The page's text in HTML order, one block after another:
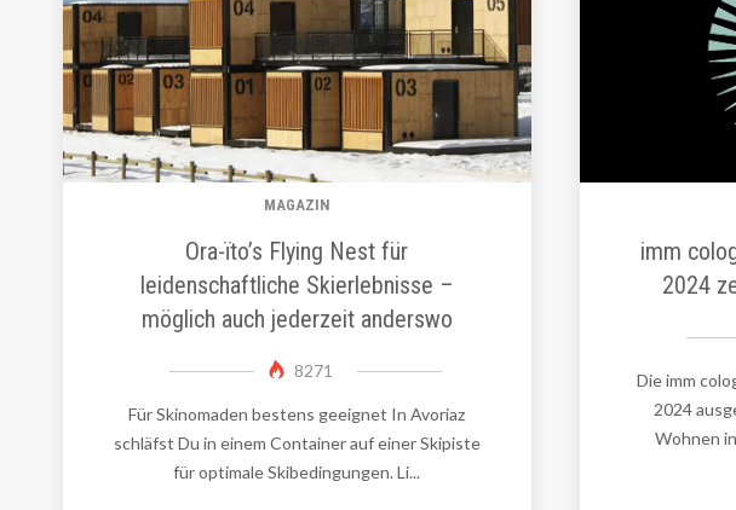
MAGAZIN
Ora-ïto’s Flying Nest für
leidenschaftliche Skierlebnisse –
möglich auch jederzeit anderswo
8271
Für Skinomaden bestens geeignet In Avoriaz
schläfst Du in einem Container auf einer Skipiste
für optimale Skibedingungen. Li...
imm
2024
Die imm
2024
Wohnen